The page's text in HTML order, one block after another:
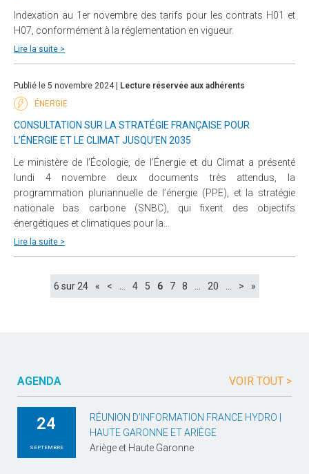
Indexation au 1er novembre des tarifs pour les contrats H01 et
H07, conformément à la réglementation en vigueur.
Lire la suite >
Publié le 5 novembre 2024 |
Lecture réservée aux adhérents
ÉNERGIE
CONSULTATION SUR LA STRATÉGIE FRANÇAISE POUR
L’ÉNERGIE ET LE CLIMAT JUSQU’EN 2035
Le ministère de l’Écologie, de l’Énergie et du Climat a présenté
lundi 4 novembre deux documents très attendus, la
programmation pluriannuelle de l’énergie (PPE), et la stratégie
nationale bas carbone (SNBC), qui fixent des objectifs
énergétiques et climatiques pour la...
Lire la suite >
6 sur 24 « < … 4 5 6 7 8 … 20 … > »
AGENDA VOIR TOUT >
24
SEPTEMBRE
RÉUNION D’INFORMATION FRANCE HYDRO |
HAUTE GARONNE ET ARIÈGE
Ariège et Haute Garonne